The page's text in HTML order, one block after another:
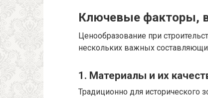
Ключевые факторы,
Ценообразование при
нескольких важных
1. Материалы и их
Традиционно для исторического